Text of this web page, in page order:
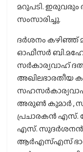
മറുപടി. ഇരുവരും
സംസാരിച്ചു.
ദര്‍ശനം കഴിഞ്ഞ്
ഓഫീസര്‍
സര്‍കാര്യവാഹ്
അഖിലഭാരതീയ
അരുൺ കുമാർ ,
പ്രചാരകൻ എസ്.
എസ്. സുദർശനൻ
ആര്‍എസ്എസ്